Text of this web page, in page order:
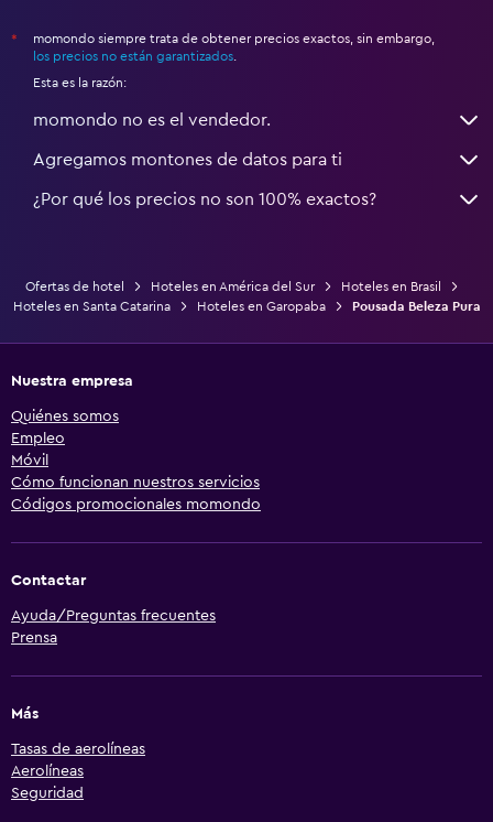
*
momondo siempre trata de obtener precios exactos, sin embargo,
los precios no están garantizados
Esta es la razón:
momondo no es el vendedor.
Agregamos montones de datos para ti
¿Por qué los precios no son 100% exactos?
Ofertas de hotel Hoteles en América del Sur
Hoteles en Brasil
Hoteles en Santa Catarina
Hoteles en Garopaba Pousada Beleza Pura
Nuestra empresa
Quiénes somos
Empleo
Móvil
Cómo funcionan nuestros servicios
Códigos promocionales momondo
Contactar
Ayuda/Preguntas frecuentes
Prensa
Más
Tasas de aerolíneas
Aerolíneas
Seguridad